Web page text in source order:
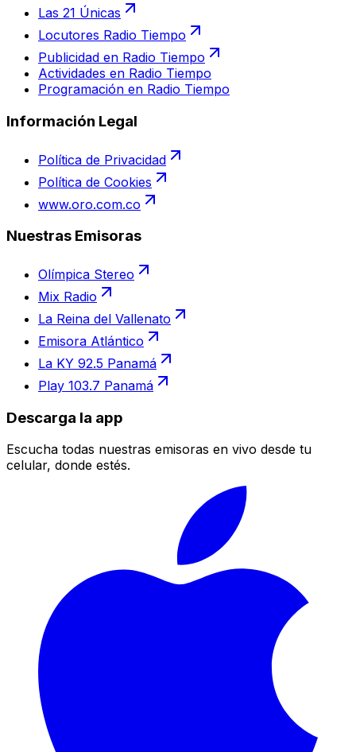
Las 21 Únicas
Locutores Radio Tiempo
Publicidad en Radio Tiempo
Actividades en Radio Tiempo
Programación en Radio Tiempo
Información Legal
Política de Privacidad
Política de Cookies
www.oro.com.co
Nuestras Emisoras
Olímpica Stereo
Mix Radio
La Reina del Vallenato
Emisora Atlántico
La KY 92.5 Panamá
Play 103.7 Panamá
Descarga la app
Escucha todas nuestras emisoras en vivo desde tu
celular, donde estés.